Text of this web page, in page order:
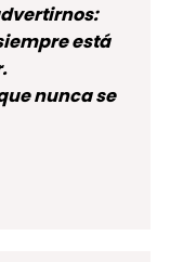
está
nunca se